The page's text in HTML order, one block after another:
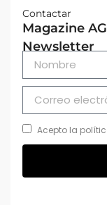
Contactar
Magazine
Newsletter
Acepto la